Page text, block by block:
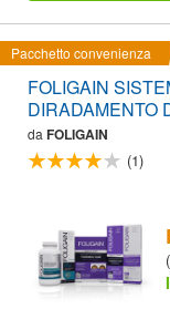
Pacchetto convenienza
FOLIGAIN
DIRADAMENTO
da FOLIGAIN
(1)